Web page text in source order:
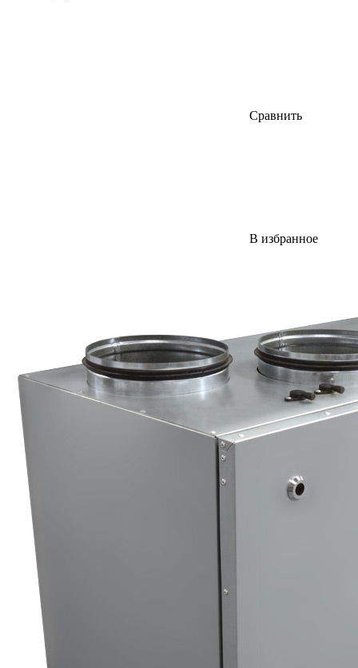
Сравнить
В избранное